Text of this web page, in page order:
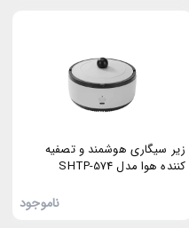
زیر سیگاری هوشمند و تصفیه
کننده هوا مدل SHTP-574
ناموجود